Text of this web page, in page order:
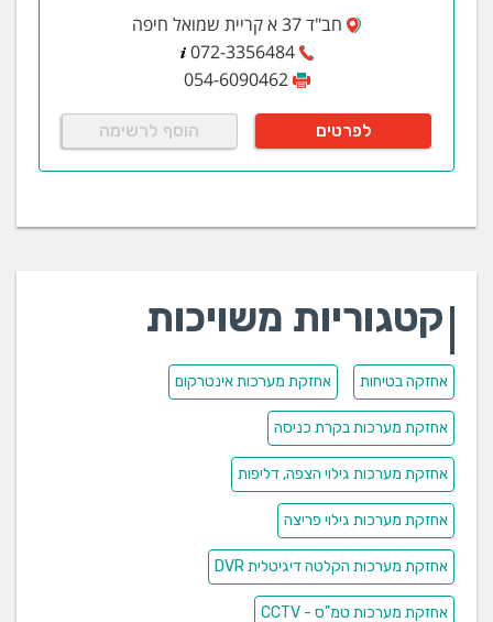
חב"ד 37 א קריית שמואל חיפה
072-3356484
054-6090462
לפרטים הוסף לרשימה
קטגוריות משויכות
אחזקה בטיחות אחזקת מערכות אינטרקום
אחזקת מערכות בקרת כניסה
אחזקת מערכות גילוי הצפה, דליפות
אחזקת מערכות גילוי פריצה
אחזקת מערכות הקלטה דיגיטלית DVR
אחזקת מערכות טמ"ס - CCTV